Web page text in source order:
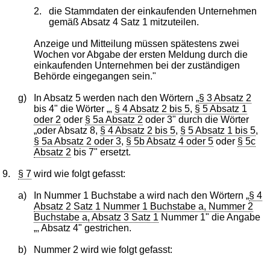
2.
die Stammdaten der einkaufenden Unternehmen
gemäß Absatz 4 Satz 1 mitzuteilen.
Anzeige und Mitteilung müssen spätestens zwei
Wochen vor Abgabe der ersten Meldung durch die
einkaufenden Unternehmen bei der zuständigen
Behörde eingegangen sein."
g) In Absatz 5 werden nach den Wörtern „§ 3 Absatz 2
bis 4" die Wörter „, § 4 Absatz 2 bis 5, § 5 Absatz 1
oder 2 oder § 5a Absatz 2 oder 3" durch die Wörter
„oder Absatz 8, § 4 Absatz 2 bis 5, § 5 Absatz 1 bis 5,
§ 5a Absatz 2 oder 3, § 5b Absatz 4 oder 5oder § 5c
Absatz 2 bis 7" ersetzt.
9. § 7 wird wie folgt gefasst:
a) In Nummer 1 Buchstabe a wird nach den Wörtern „§ 4
Absatz 2 Satz 1 Nummer 1 Buchstabe a, Nummer 2
Buchstabe a, Absatz 3 Satz 1 Nummer 1" die Angabe
„, Absatz 4" gestrichen.
b) Nummer 2 wird wie folgt gefasst: